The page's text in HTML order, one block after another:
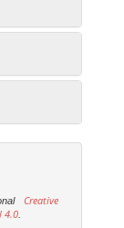
Creative
4.0